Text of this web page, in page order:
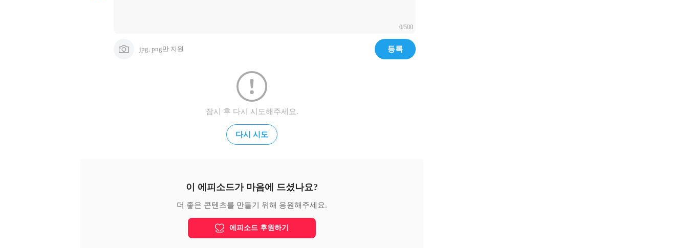
0/500
jpg, png만 지원 등록
잠시 후 다시 시도해주세요.
다시 시도
이 에피소드가 마음에 드셨나요?
더 좋은 콘텐츠를 만들기 위해 응원해주세요.
에피소드 후원하기